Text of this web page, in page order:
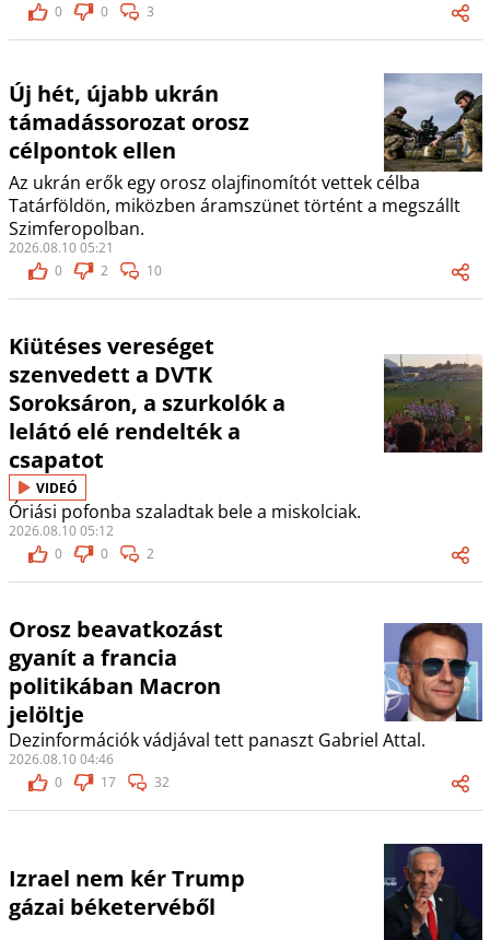
0
0 3
Új hét, újabb ukrán
támadássorozat orosz
célpontok ellen
Az ukrán erők egy orosz olajfinomítót vettek célba
Tatárföldön, miközben áramszünet történt a megszállt
Szimferopolban.
2026.08.10 05:21
0
2 10
Kiütéses vereséget
szenvedett a DVTK
Soroksáron, a szurkolók a
lelátó elé rendelték a
csapatot
VIDEÓ
Óriási pofonba szaladtak bele a miskolciak.
2026.08.10 05:12
0
0 2
Orosz beavatkozást
gyanít a francia
politikában Macron
jelöltje
Dezinformációk vádjával tett panaszt Gabriel Attal.
2026.08.10 04:46
0
17 32
Izrael nem kér Trump
gázai béketervéből